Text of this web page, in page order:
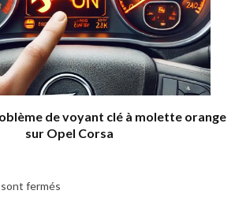
de voyant clé à molette orange
sur Opel Corsa
fermés